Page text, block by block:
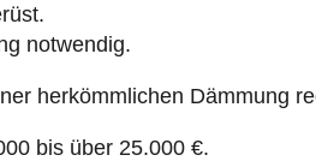
notwendig.
herkömmlichen Dämmung
bis über 25.000 €.